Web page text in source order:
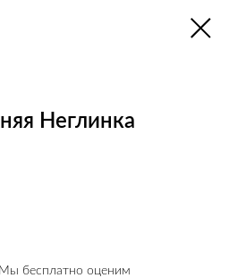
Неглинка
бесплатно оценим